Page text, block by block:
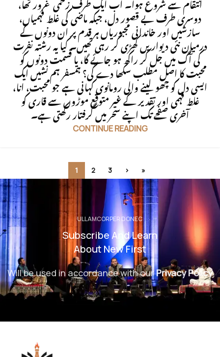
انتقام سے شروع ہوا۔ اب ایک طرف زخمی غرور تھا،
دوسری طرف بے قصور دل، جبکہ ماضی کی غلط فہمیاں،
سازشیں اور خاندانی مجبوریاں ہر قدم پر ان دونوں کے
درمیان نئی دیواریں کھڑی کر رہی تھیں۔ کیا یہ رشتہ نفرت
کی آگ میں جل کر راکھ ہو جائے گا، یا قسمت دونوں کو
محبت کا اصل مطلب سکھا دے گی؟ ہمسفر ہم نشیں ایک
ایسی دل کو چھو لینے والی رومانوی کہانی ہے جو محبت، انا،
غلط فہمی اور تقدیر کے غیر متوقع موڑوں سے قاری کو
آخری صفحے تک اپنے سحر میں گرفتار رکھتی ہے۔
CONTINUE READING
1 2 3 › »
ULLAMCORPER DONEC
Subscribe And Learn
About New First
Will be used in accordance with ourPrivacy Policy